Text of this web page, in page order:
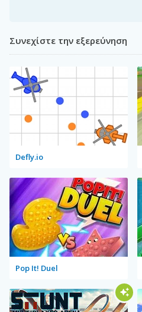
Συνεχίστε την εξερεύνηση
Defly.io
Pop It! Duel